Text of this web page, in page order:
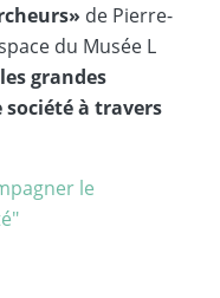
de Pierre-
du Musée L
les grandes
à travers
le